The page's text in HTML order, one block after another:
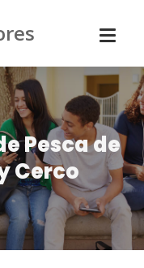
Pesca de
Cerco